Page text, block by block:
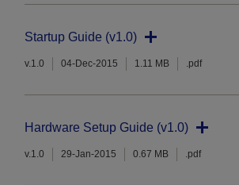
Startup Guide (v1.0)
v.1.0 04-Dec-2015 1.11 MB .pdf
Hardware Setup Guide (v1.0)
v.1.0 29-Jan-2015 0.67 MB .pdf